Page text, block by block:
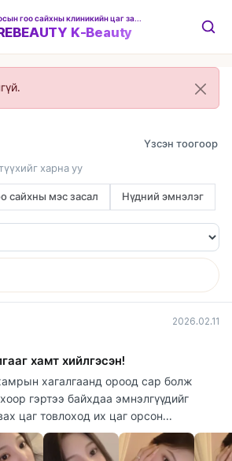
K-Beauty
харна уу
сайхны мэс засал Нүдний эмнэлэг
2026.02.11
хамт хийлгэсэн!
хагалгаанд ороод сар болж
гэртээ байхдаа эмнэлгүүдийг
цаг товлоход их цаг орсон...